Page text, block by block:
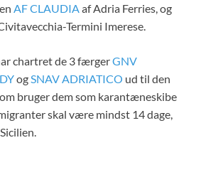
AF CLAUDIA af Adria Ferries, og
Termini Imerese.
chartret de 3 færgerGNV
og SNAV ADRIATICO ud til den
bruger dem som karantæneskibe
skal være mindst 14 dage,